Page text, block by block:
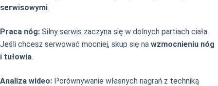
serwisowymi.
Praca nóg: Silny serwis zaczyna się w dolnych partiach ciała.
Jeśli chcesz serwować mocniej, skup się na wzmocnieniu nóg
i tułowia.
Analiza wideo: Porównywanie własnych nagrań z techniką